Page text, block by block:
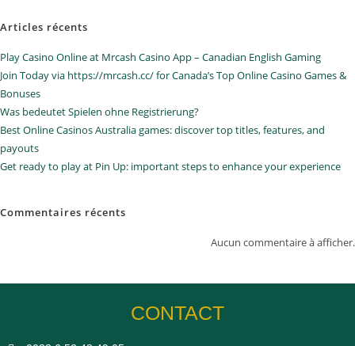
Articles récents
Play Casino Online at Mrcash Casino App – Canadian English Gaming
Join Today via https://mrcash.cc/ for Canada’s Top Online Casino Games &
Bonuses
Was bedeutet Spielen ohne Registrierung?
Best Online Casinos Australia games: discover top titles, features, and
payouts
Get ready to play at Pin Up: important steps to enhance your experience
Commentaires récents
Aucun commentaire à afficher.
CONTACT